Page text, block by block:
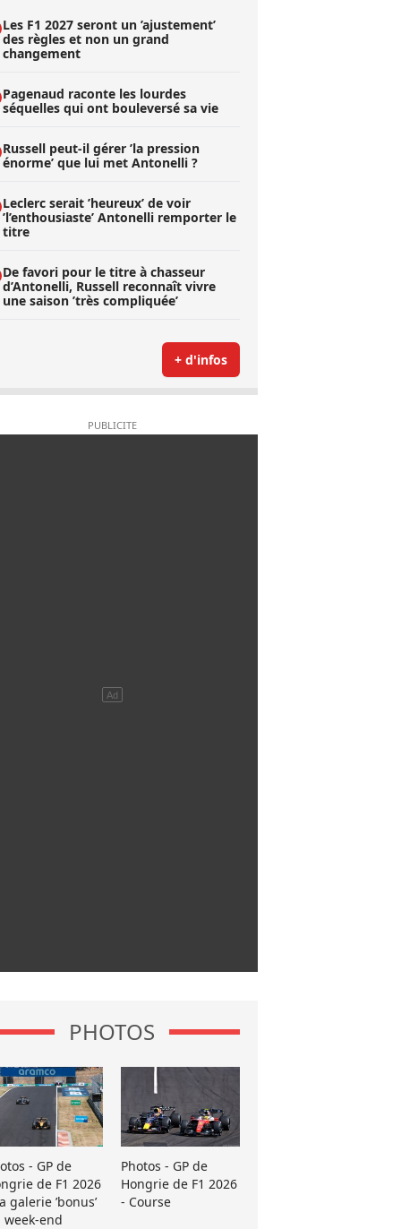
Les F1 2027 seront un ’ajustement’
des règles et non un grand
changement
Pagenaud raconte les lourdes
séquelles qui ont bouleversé sa vie
Russell peut-il gérer ’la pression
énorme’ que lui met Antonelli ?
Leclerc serait ’heureux’ de voir
’l’enthousiaste’ Antonelli remporter le
titre
De favori pour le titre à chasseur
d’Antonelli, Russell reconnaît vivre
une saison ’très compliquée’
+ d'infos
PHOTOS
- GP de
de F1 2026
galerie ’bonus’
week-end
Photos - GP de
Hongrie de F1 2026
- Course